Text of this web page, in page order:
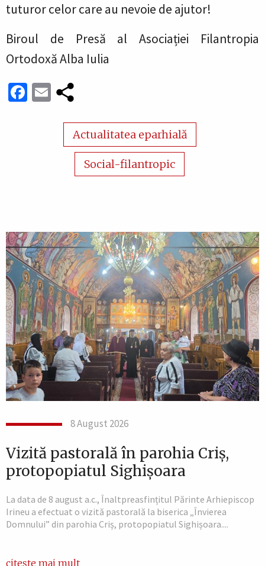
tuturor celor care au nevoie de ajutor!
Biroul de Presă al Asociației Filantropia
Ortodoxă Alba Iulia
Facebook
Email
Actualitatea eparhială
Social-filantropic
8 August 2026
Vizită pastorală în parohia Criș,
protopopiatul Sighișoara
La data de 8 august a.c., Înaltpreasfințitul Părinte Arhiepiscop
Irineu a efectuat o vizită pastorală la biserica „Învierea
Domnului” din parohia Criș, protopopiatul Sighișoara....
citește mai mult